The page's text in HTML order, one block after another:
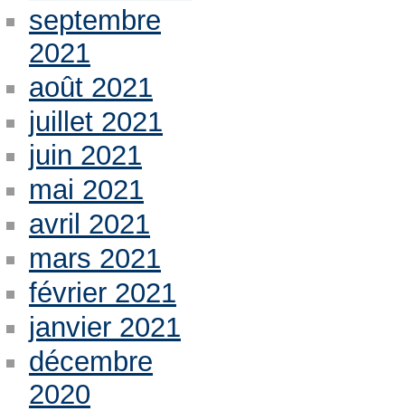
septembre
2021
août 2021
juillet 2021
juin 2021
mai 2021
avril 2021
mars 2021
février 2021
janvier 2021
décembre
2020